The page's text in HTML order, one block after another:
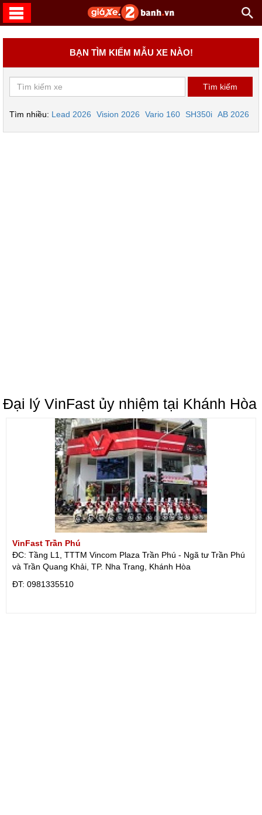
BẠN TÌM KIẾM MẪU XE NÀO!
Tìm nhiều: Lead 2026 Vision 2026 Vario 160 SH350i AB 2026
Đại lý VinFast ủy nhiệm tại Khánh Hòa
VinFast Trần Phú
ĐC: Tầng L1, TTTM Vincom Plaza Trần Phú - Ngã tư Trần Phú
và Trần Quang Khải, TP. Nha Trang, Khánh Hòa
ÐT: 0981335510